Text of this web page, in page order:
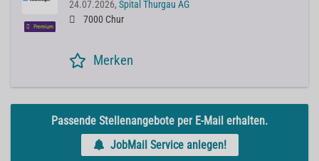
Premium
24.07.2026, Spital Thurgau AG
7000 Chur
Merken
Passende Stellenangebote per E-Mail erhalten.
JobMail Service anlegen!